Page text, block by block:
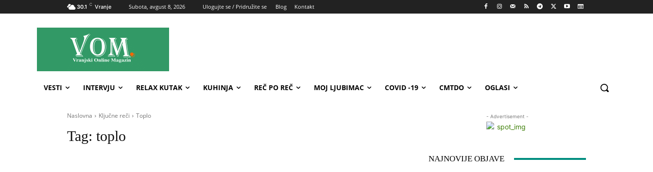
30.1 C Vranje Subota, avgust 8, 2026 Ulogujte se / Pridružite se Blog Kontakt
VESTI INTERVJU RELAX KUTAK KUHINJA REČ PO REČ MOJ LJUBIMAC COVID -19 CMTDO OGLASI
Naslovna Ključne reči Toplo
Tag: toplo
- Advertisement -
NAJNOVIJE OBJAVE